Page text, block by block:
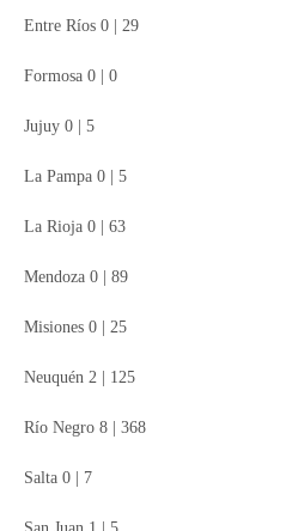
Entre Ríos 0 | 29
Formosa 0 | 0
Jujuy 0 | 5
La Pampa 0 | 5
La Rioja 0 | 63
Mendoza 0 | 89
Misiones 0 | 25
Neuquén 2 | 125
Río Negro 8 | 368
Salta 0 | 7